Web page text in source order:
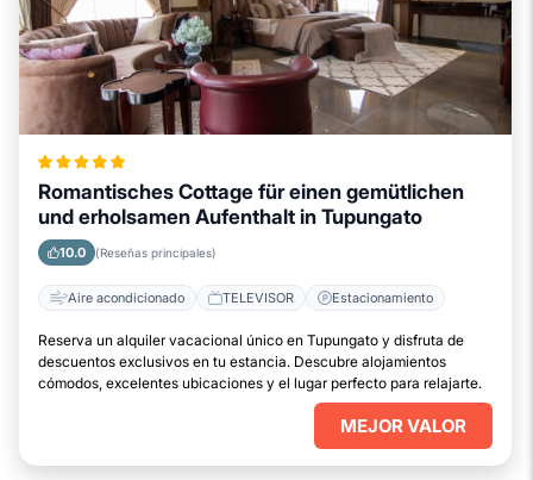
Romantisches Cottage für einen gemütlichen
und erholsamen Aufenthalt in Tupungato
10.0 (Reseñas principales)
Aire acondicionado TELEVISOR Estacionamiento
Reserva un alquiler vacacional único en Tupungato y disfruta de
descuentos exclusivos en tu estancia. Descubre alojamientos
cómodos, excelentes ubicaciones y el lugar perfecto para relajarte.
MEJOR VALOR